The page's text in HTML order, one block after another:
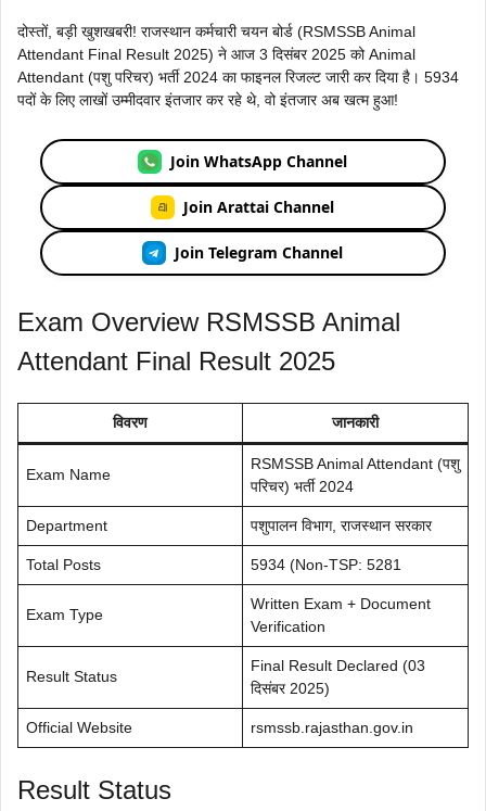
दोस्तों, बड़ी खुशखबरी! राजस्थान कर्मचारी चयन बोर्ड (RSMSSB Animal
Attendant Final Result 2025) ने आज 3 दिसंबर 2025 को Animal
Attendant (पशु परिचर) भर्ती 2024 का फाइनल रिजल्ट जारी कर दिया है। 5934
पदों के लिए लाखों उम्मीदवार इंतजार कर रहे थे, वो इंतजार अब खत्म हुआ!
Join WhatsApp Channel
Join Arattai Channel
Join Telegram Channel
Exam Overview RSMSSB Animal
Attendant Final Result 2025
विवरण जानकारी
Exam Name
RSMSSB Animal Attendant (पशु
परिचर) भर्ती 2024
Department पशुपालन विभाग, राजस्थान सरकार
Total Posts 5934 (Non-TSP: 5281
Exam Type
Written Exam + Document
Verification
Result Status
Final Result Declared (03
दिसंबर 2025)
Official Website rsmssb.rajasthan.gov.in
Result Status